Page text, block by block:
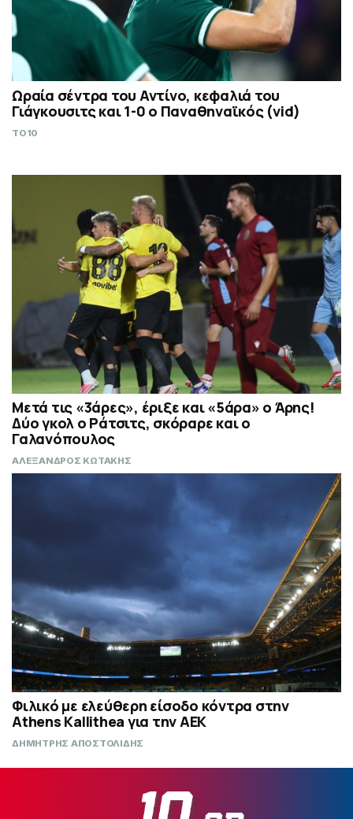
Ωραία σέντρα του Αντίνο, κεφαλιά του
Γιάγκουσιτς και 1-0 ο Παναθηναϊκός (vid)
TO10
Μετά τις «3άρες», έριξε και «5άρα» ο Άρης!
Δύο γκολ ο Ράτσιτς, σκόραρε και ο
Γαλανόπουλος
ΑΛΕΞΑΝΔΡΟΣ ΚΩΤΑΚΗΣ
Φιλικό με ελεύθερη είσοδο κόντρα στην
Athens Kallithea για την ΑΕΚ
ΔΗΜΗΤΡΗΣ ΑΠΟΣΤΟΛΙΔΗΣ